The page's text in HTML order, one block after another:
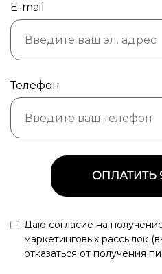
E-mail
Телефон
ОПЛАТИТЬ
Даю согласие на
маркетинговых рассылок
отказаться от получения